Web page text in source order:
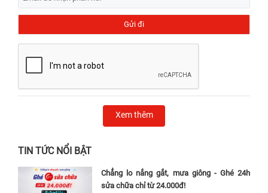
Xem thêm
TIN TỨC NỔI BẬT
Chẳng lo nắng gắt, mưa giông - Ghé 24h
sửa chữa chỉ từ 24.000đ!